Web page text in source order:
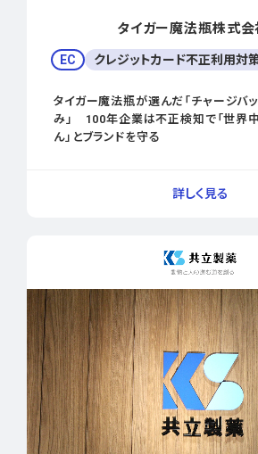
タイガー魔法瓶株式会
EC クレジットカード不正利用対
タイガー魔法瓶が選んだ「チャージバ
み」 100年企業は不正検知で「世界
ん」とブランドを守る